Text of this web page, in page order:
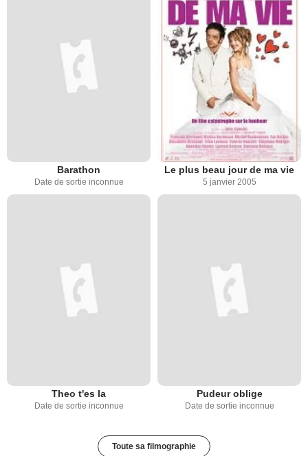
Barathon
Date de sortie inconnue
Le plus beau jour de ma vie
5 janvier 2005
Theo t'es la
Date de sortie inconnue
Pudeur oblige
Date de sortie inconnue
Toute sa filmographie